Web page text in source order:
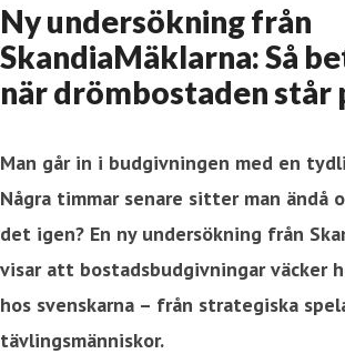
Ny undersökning från
SkandiaMäklarna: Så
när drömbostaden står
Man går in i budgivningen med en
Några timmar senare sitter man ändå
det igen? En ny undersökning från
visar att bostadsbudgivningar väcker
hos svenskarna – från strategiska
tävlingsmänniskor.